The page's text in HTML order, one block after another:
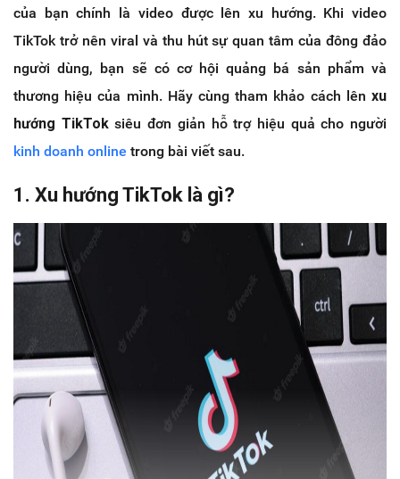
của bạn chính là video được lên xu hướng. Khi video
TikTok trở nên viral và thu hút sự quan tâm của đông đảo
người dùng, bạn sẽ có cơ hội quảng bá sản phẩm và
thương hiệu của mình. Hãy cùng tham khảo cách lên xu
hướng TikToksiêu đơn giản hỗ trợ hiệu quả cho người
kinh doanh online trong bài viết sau.
1. Xu hướng TikTok là gì?